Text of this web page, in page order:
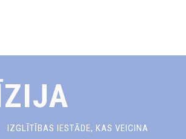
IZGLĪTĪBAS IESTĀDE, KAS VEICINA